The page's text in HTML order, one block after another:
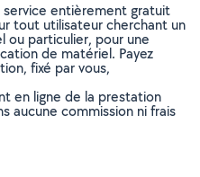
service entièrement gratuit
tout utilisateur cherchant un
ou particulier, pour une
de matériel. Payez
fixé par vous,
en ligne de la prestation
aucune commission ni frais